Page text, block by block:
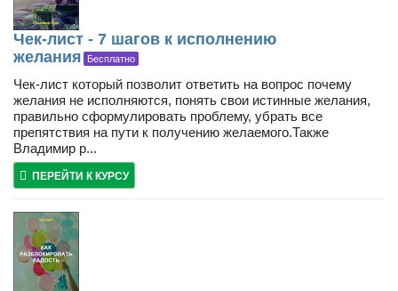
Чек-лист - 7 шагов к исполнению
желания
Бесплатно
Чек-лист который позволит ответить на вопрос почему
желания не исполняются, понять свои истинные желания,
правильно сформулировать проблему, убрать все
препятствия на пути к получению желаемого.Также
Владимир р...
ПЕРЕЙТИ К КУРСУ